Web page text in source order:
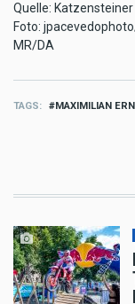
Quelle: Katzensteiner
Foto:
MR/DA
TAGS MAXIMILIAN